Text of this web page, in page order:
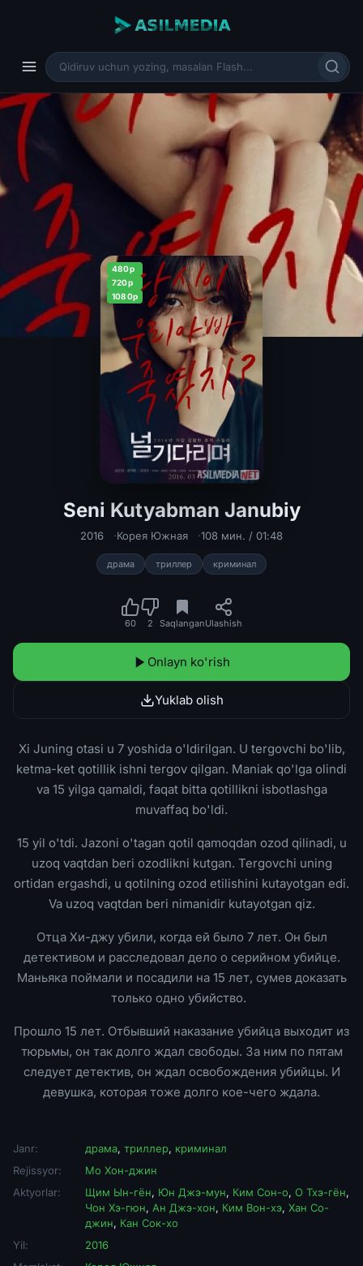
480p
720p
1080p
Seni Kutyabman Janubiy
Seni Kutyabman Janubiy Koreya
2016 Корея Южная 108 мин. / 01:48
драма триллер криминал
60 2 SaqlanganUlashish
Onlayn ko'rish
Yuklab olish
Xi Juning otasi u 7 yoshida o'ldirilgan. U tergovchi bo'lib,
ketma-ket qotillik ishni tergov qilgan. Maniak qo'lga olindi
va 15 yilga qamaldi, faqat bitta qotillikni isbotlashga
muvaffaq bo'ldi.
15 yil o'tdi. Jazoni o'tagan qotil qamoqdan ozod qilinadi, u
uzoq vaqtdan beri ozodlikni kutgan. Tergovchi uning
ortidan ergashdi, u qotilning ozod etilishini kutayotgan edi.
Va uzoq vaqtdan beri nimanidir kutayotgan qiz.
Отца Хи-джу убили, когда ей было 7 лет. Он был
детективом и расследовал дело о серийном убийце.
Маньяка поймали и посадили на 15 лет, сумев доказать
только одно убийство.
Прошло 15 лет. Отбывший наказание убийца выходит из
тюрьмы, он так долго ждал свободы. За ним по пятам
следует детектив, он ждал освобождения убийцы. И
девушка, которая тоже долго кое-чего ждала.
Janr: драма, триллер, криминал
Rejissyor:
Мо Хон-джин
Aktyorlar:
Щим Ын-гён, Юн Джэ-мун, Ким Сон-о, О Тхэ-гён,
Чон Хэ-гюн, Ан Джэ-хон, Ким Вон-хэ, Хан Со-
джин, Кан Сок-хо
Yil:
2016